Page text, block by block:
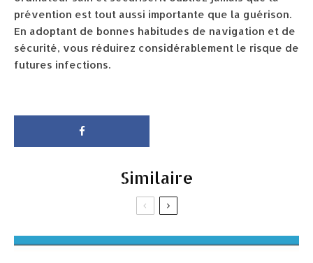
prévention est tout aussi importante que la guérison.
En adoptant de bonnes habitudes de navigation et de
sécurité, vous réduirez considérablement le risque de
futures infections.
Similaire